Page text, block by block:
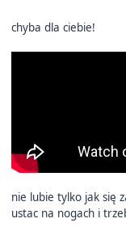
chyba dla ciebie!
nie lubie tylko jak się
ustac na nogach i